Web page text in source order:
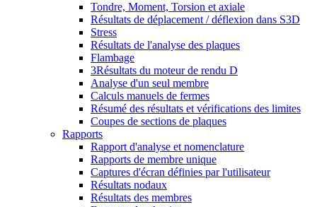
Tondre, Moment, Torsion et axiale
Résultats de déplacement / déflexion dans S3D
Stress
Résultats de l'analyse des plaques
Flambage
3Résultats du moteur de rendu D
Analyse d'un seul membre
Calculs manuels de fermes
Résumé des résultats et vérifications des limites
Coupes de sections de plaques
Rapports
Rapport d'analyse et nomenclature
Rapports de membre unique
Captures d'écran définies par l'utilisateur
Résultats nodaux
Résultats des membres